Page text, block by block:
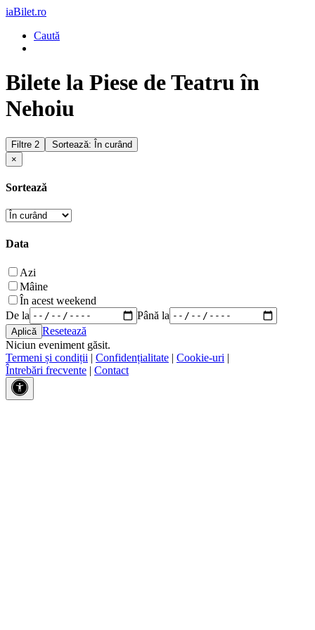
iaBilet.ro
Caută
Bilete la Piese de Teatru în
Nehoiu
Filtre 2
Sortează: În curând
×
Sortează
Data
Azi
Mâine
În acest weekend
De la
Până la
Resetează
Niciun eveniment găsit.
Termeni și condiții | Confidențialitate | Cookie-uri |
Întrebări frecvente | Contact